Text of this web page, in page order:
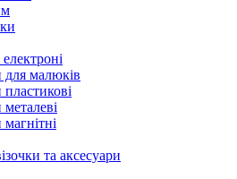
для малюків
та аксесуари